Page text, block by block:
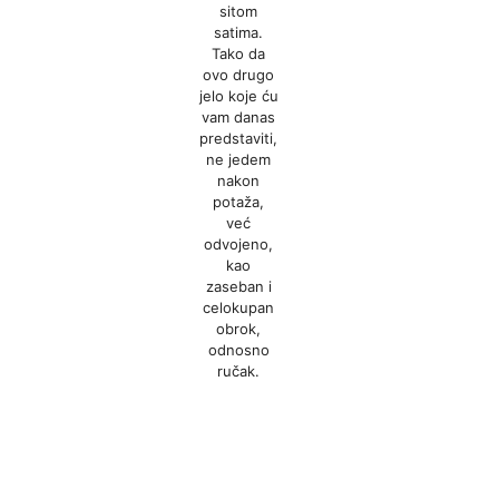
sitom
satima.
Tako da
ovo drugo
jelo koje ću
vam danas
predstaviti,
ne jedem
nakon
potaža,
već
odvojeno,
kao
zaseban i
celokupan
obrok,
odnosno
ručak.